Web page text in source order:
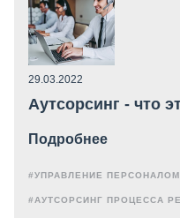
29.03.2022
Аутсорсинг - что
Подробнее
#УПРАВЛЕНИЕ ПЕРСОНАЛОМ
#АУТСОРСИНГ ПРОЦЕССА